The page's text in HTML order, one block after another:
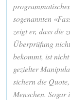
sogenannten
zeigt er, dass die
Überprüfung
bekommt, ist
gezielter
sichern die
Menschen.